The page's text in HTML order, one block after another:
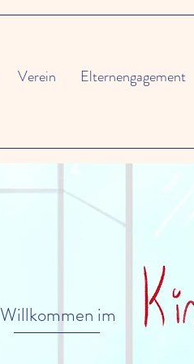
Verein Elternengagement
Willkommen im